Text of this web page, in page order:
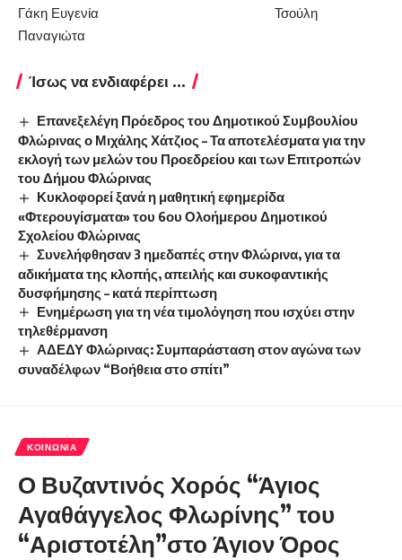
Γάκη Ευγενία Τσούλη
Παναγιώτα
Ίσως να ενδιαφέρει ...
Επανεξελέγη Πρόεδρος του Δημοτικού Συμβουλίου
Φλώρινας ο Μιχάλης Χάτζιος – Τα αποτελέσματα για την
εκλογή των μελών του Προεδρείου και των Επιτροπών
του Δήμου Φλώρινας
Κυκλοφορεί ξανά η μαθητική εφημερίδα
«Φτερουγίσματα» του 6ου Ολοήμερου Δημοτικού
Σχολείου Φλώρινας
Συνελήφθησαν 3 ημεδαπές στην Φλώρινα, για τα
αδικήματα της κλοπής, απειλής και συκοφαντικής
δυσφήμησης – κατά περίπτωση
Ενημέρωση για τη νέα τιμολόγηση που ισχύει στην
τηλεθέρμανση
ΑΔΕΔΥ Φλώρινας: Συμπαράσταση στον αγώνα των
συναδέλφων “Βοήθεια στο σπίτι”
ΚΟΙΝΩΝΊΑ
Ο Βυζαντινός Χορός “Άγιος
Αγαθάγγελος Φλωρίνης” του
“Αριστοτέλη”στο Άγιον Όρος